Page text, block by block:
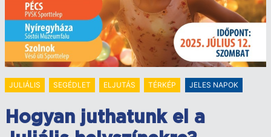
JULIÁLIS SEGÉDLET ELJUTÁS TÉRKÉP JELES NAPOK
Hogyan juthatunk el a